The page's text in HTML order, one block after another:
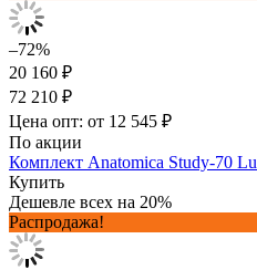
–72%
20 160 ₽
72 210 ₽
Цена опт: от 12 545 ₽
По акции
Комплект Anatomica Study-70
Купить
Дешевле всех на 20%
Распродажа!